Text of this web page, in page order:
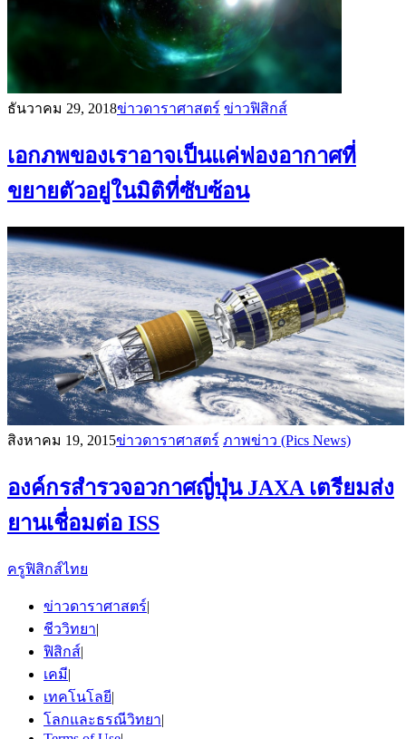
ธันวาคม 29, 2018ข่าวดาราศาสตร์ ข่าวฟิสิกส์
เอกภพของเราอาจเป็นแค่ฟองอากาศที่
ขยายตัวอยู่ในมิติที่ซับซ้อน
สิงหาคม 19, 2015ข่าวดาราศาสตร์ ภาพข่าว (Pics News)
องค์กรสำรวจอวกาศญี่ปุ่น JAXA เตรียมส่ง
ยานเชื่อมต่อ ISS
ครูฟิสิกส์ไทย
ข่าวดาราศาสตร์
ชีววิทยา
ฟิสิกส์
เคมี
เทคโนโลยี
โลกและธรณีวิทยา